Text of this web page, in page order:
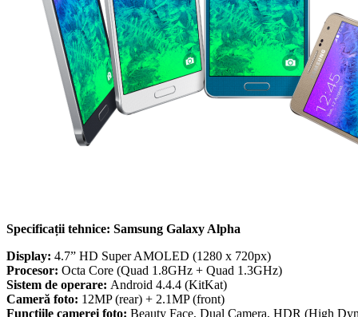
Specificații tehnice: Samsung Galaxy Alpha
Display: 4.7” HD Super AMOLED (1280 x 720px)
Procesor: Octa Core (Quad 1.8GHz + Quad 1.3GHz)
Sistem de operare: Android 4.4.4 (KitKat)
Cameră foto: 12MP (rear) + 2.1MP (front)
Funcțiile camerei foto: Beauty Face, Dual Camera, HDR (High